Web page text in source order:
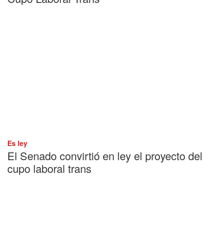
Es ley
El Senado convirtió en ley el proyecto del
cupo laboral trans